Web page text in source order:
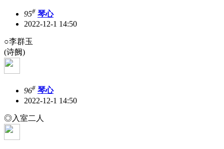
95# 琴心
2022-12-1 14:50
○李群玉
(诗阙)
96# 琴心
2022-12-1 14:50
◎入室二人